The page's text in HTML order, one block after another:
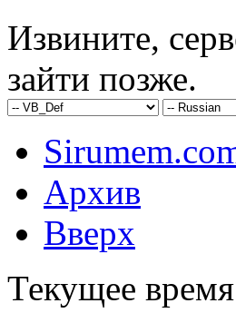
Извините,
зайти позже.
Архив
Вверх
Текущее